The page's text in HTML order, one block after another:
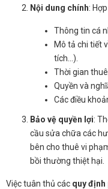
Nội dung chính:
Thông tin cá
Mô tả chi tiết
tích...).
Thời gian
Quyền và
Các điều
Bảo vệ quyền lợi:
cầu sửa chữa các
bên cho thuê vi
bồi thường thiệt hại.
Việc tuân thủ các quy định